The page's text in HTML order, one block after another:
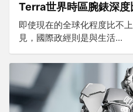
Terra世界時區腕錶深度
即使現在的全球化程度比不
見，國際政經則是與生活...